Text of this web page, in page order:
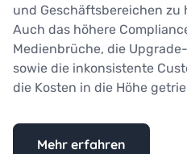
und Geschäftsbereichen zu
Auch das höhere
Medienbrüche, die
sowie die inkonsistente
die Kosten in die Höhe
Mehr erfahren